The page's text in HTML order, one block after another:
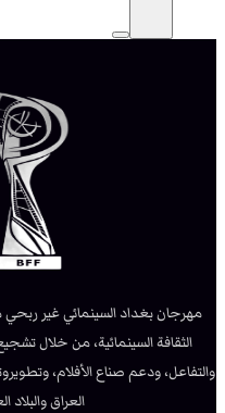
مهرجان بغداد السينمائي غير ربحي
الثقافة السينمائية، من خلال
والتفاعل، ودعم صناع الأفلام،
العراق والبلاد